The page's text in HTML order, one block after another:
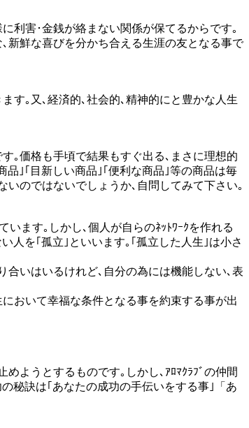
利害･金銭が絡まない関係が保てるからです｡
新鮮な喜びを分かち合える生涯の友となる事で
す｡又､経済的､社会的､精神的にと豊かな人生
｡価格も手頃で結果もすぐ出る､まさに理想的
｣｢目新しい商品｣｢便利な商品｣等の商品は毎
いのではないでしょうか､自問してみて下さい｡
ます｡しかし､個人が自らのﾈｯﾄﾜｰｸを作れる
人を｢孤立｣といいます｡｢孤立した人生｣は小さ
合いはいるけれど､自分の為には機能しない､表
おいて幸福な条件となる事を約束する事が出
ようとするものです｡しかし､ｱﾛﾏｸﾗﾌﾞの仲間
秘訣は｢あなたの成功の手伝いをする事｣「あ